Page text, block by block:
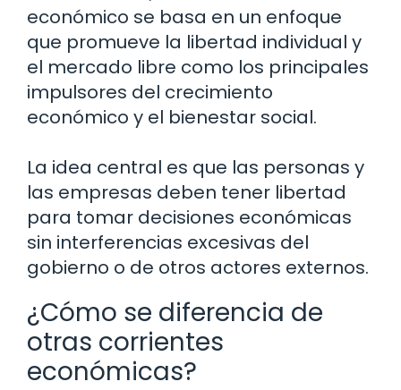
económico se basa en un enfoque
que promueve la libertad individual y
el mercado libre como los principales
impulsores del crecimiento
económico y el bienestar social.
La idea central es que las personas y
las empresas deben tener libertad
para tomar decisiones económicas
sin interferencias excesivas del
gobierno o de otros actores externos.
¿Cómo se diferencia de
otras corrientes
económicas?